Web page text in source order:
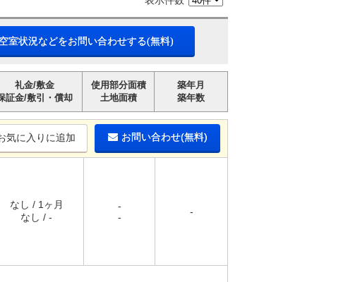
空室状況などをお問い合わせする(無料)
礼金/敷金
証金/敷引・償却
使用部分面積
土地面積
築年月
築年数
気に入りに追加 お問い合わせ(無料)
なし / 1ヶ月
なし / -
-
-
-